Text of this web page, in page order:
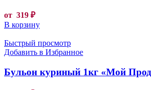
от 319 ₽
В корзину
Быстрый просмотр
Добавить в Избранное
Бульон куриный 1кг «Мой